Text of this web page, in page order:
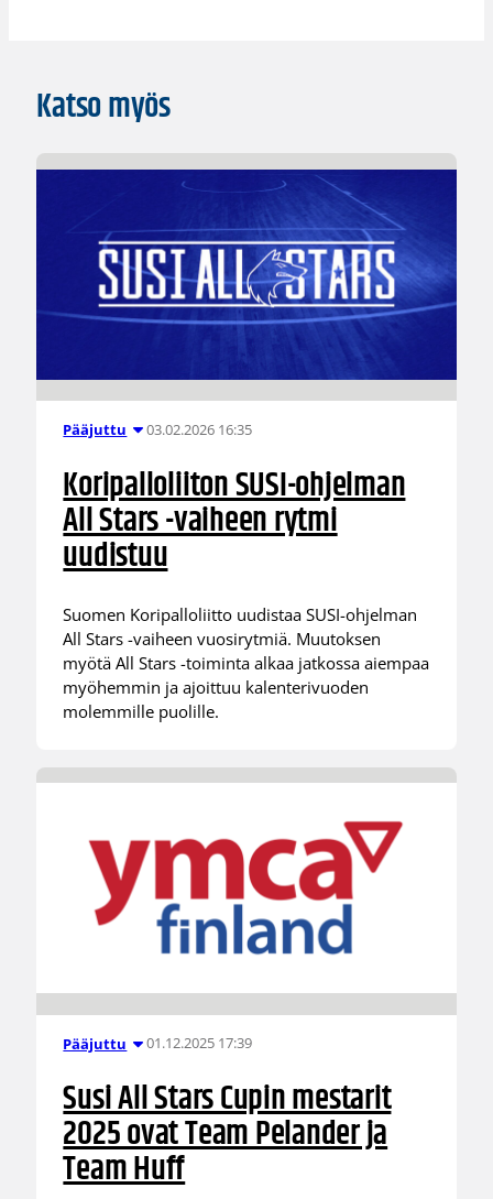
Katso myös
Pääjuttu 03.02.2026 16:35
Koripalloliiton SUSI-ohjelman
All Stars -vaiheen rytmi
uudistuu
Suomen Koripalloliitto uudistaa SUSI-ohjelman
All Stars -vaiheen vuosirytmiä. Muutoksen
myötä All Stars -toiminta alkaa jatkossa aiempaa
myöhemmin ja ajoittuu kalenterivuoden
molemmille puolille.
Pääjuttu 01.12.2025 17:39
Susi All Stars Cupin mestarit
2025 ovat Team Pelander ja
Team Huff